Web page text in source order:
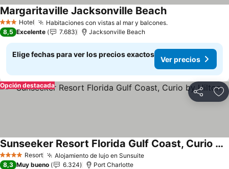
3 Estrellas
Hotel Habitaciones con vistas al mar y balcones.
Margaritaville Jacksonville Beach
8,5 Excelente 7.683 Jacksonville Beach
Elige fechas para ver los precios exactos
Ver precios
Compartir
Opción destacada
4 EstrellasResort Alojamiento de lujo en Sunsuite
Sunseeker Resort Florida Gulf Coast, Curio by Hilton
8,3 Muy bueno 6.324 Port Charlotte